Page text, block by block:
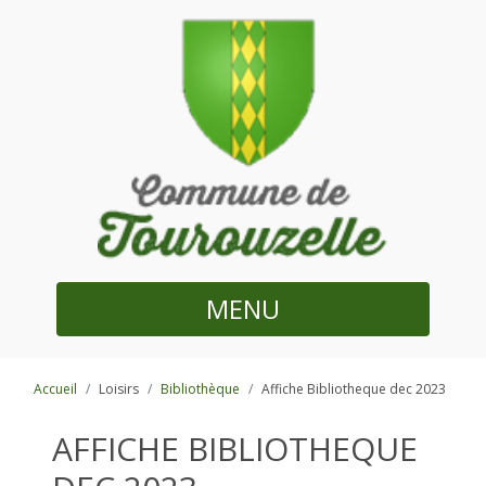
MENU
Accueil Loisirs Bibliothèque Affiche Bibliotheque dec 2023
AFFICHE BIBLIOTHEQUE